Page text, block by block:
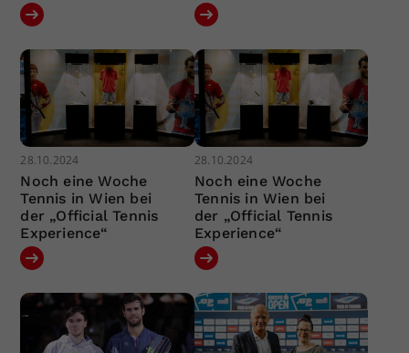
28.10.2024
Noch eine Woche
Tennis in Wien bei
der „Official Tennis
Experience“
28.10.2024
Noch eine Woche
Tennis in Wien bei
der „Official Tennis
Experience“